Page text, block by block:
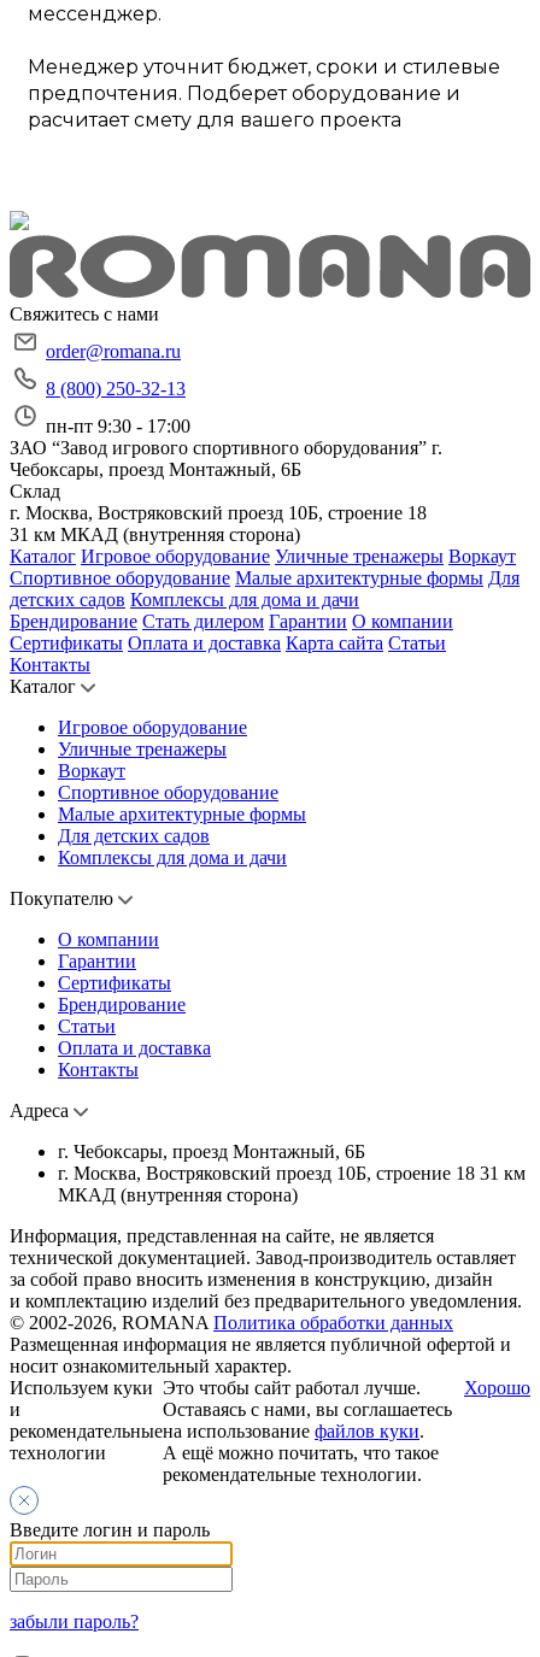
мессенджер.
Менеджер уточнит бюджет, сроки и стилевые
предпочтения. Подберет оборудование и
расчитает смету для вашего проекта
Свяжитесь с нами
order@romana.ru
8 (800) 250-32-13
пн-пт 9:30 - 17:00
ЗАО “Завод игрового спортивного оборудования” г.
Чебоксары, проезд Монтажный, 6Б
Склад
г. Москва, Востряковский проезд 10Б, строение 18
31 км МКАД (внутренняя сторона)
Каталог Игровое оборудование Уличные тренажеры Воркаут
Спортивное оборудование Малые архитектурные формы Для
детских садов Комплексы для дома и дачи
Брендирование Стать дилером Гарантии О компании
Сертификаты Оплата и доставка Карта сайта Статьи
Контакты
Каталог
Игровое оборудование
Уличные тренажеры
Воркаут
Спортивное оборудование
Малые архитектурные формы
Для детских садов
Комплексы для дома и дачи
Покупателю
О компании
Гарантии
Сертификаты
Брендирование
Статьи
Оплата и доставка
Контакты
Адреса
г. Чебоксары, проезд Монтажный, 6Б
г. Москва, Востряковский проезд 10Б, строение 18 31 км
МКАД (внутренняя сторона)
Информация, представленная на сайте, не является
технической документацией. Завод-производитель оставляет
за собой право вносить изменения в конструкцию, дизайн
и комплектацию изделий без предварительного уведомления.
© 2002-2026, ROMANA Политика обработки данных
Размещенная информация не является публичной офертой и
носит ознакомительный характер.
Используем куки
и
рекомендательные
технологии
Это чтобы сайт работал лучше.
Оставаясь с нами, вы соглашаетесь
на использование файлов куки.
А ещё можно почитать, что такое
рекомендательные технологии.
Хорошо
Введите логин и пароль
забыли пароль?